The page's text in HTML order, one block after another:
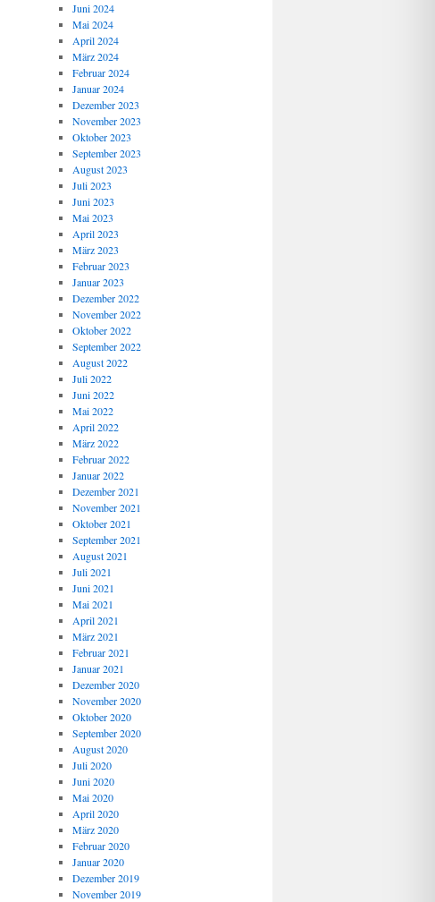
Juni 2024
Mai 2024
April 2024
März 2024
Februar 2024
Januar 2024
Dezember 2023
November 2023
Oktober 2023
September 2023
August 2023
Juli 2023
Juni 2023
Mai 2023
April 2023
März 2023
Februar 2023
Januar 2023
Dezember 2022
November 2022
Oktober 2022
September 2022
August 2022
Juli 2022
Juni 2022
Mai 2022
April 2022
März 2022
Februar 2022
Januar 2022
Dezember 2021
November 2021
Oktober 2021
September 2021
August 2021
Juli 2021
Juni 2021
Mai 2021
April 2021
März 2021
Februar 2021
Januar 2021
Dezember 2020
November 2020
Oktober 2020
September 2020
August 2020
Juli 2020
Juni 2020
Mai 2020
April 2020
März 2020
Februar 2020
Januar 2020
Dezember 2019
November 2019